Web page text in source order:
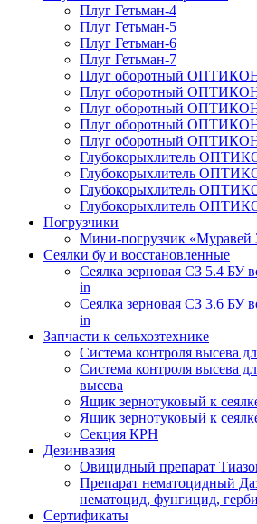
Плуг Гетьман-4
Плуг Гетьман-5
Плуг Гетьман-6
Плуг Гетьман-7
Плуг оборотный
Плуг оборотный
Плуг оборотный
Плуг оборотный
Плуг оборотный
Глубокорыхлитель
Глубокорыхлитель
Глубокорыхлитель
Глубокорыхлитель
Погрузчики
Мини-погрузчик «Муравей
Сеялки бу и восстановленные
Сеялка зерновая СЗ 5.4 БУ
in
Сеялка зерновая СЗ 3.6 БУ
in
Запчасти к сельхозтехнике
Система контроля высева
Система контроля высева
высева
Ящик зернотуковый к
Ящик зернотуковый к
Секция КРН
Дезинвазия
Овицидный препарат
Препарат нематоцидный
нематоцид, фунгицид,
Сертификаты